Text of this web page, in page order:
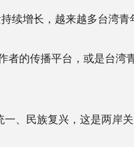
增长，越来越多台湾青
的传播平台，或是台湾
民族复兴，这是两岸